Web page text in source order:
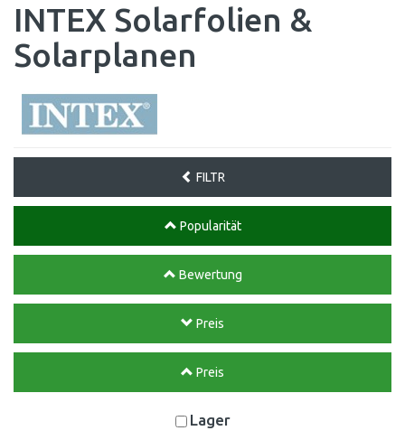
INTEX Solarfolien &
Solarplanen
FILTR
Popularität
Bewertung
Preis
Preis
Lager